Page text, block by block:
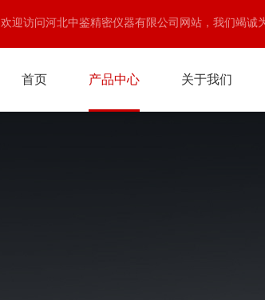
欢迎访问河北中鉴精密仪器有限公司网站，我们竭诚
首页 产品中心 关于我们